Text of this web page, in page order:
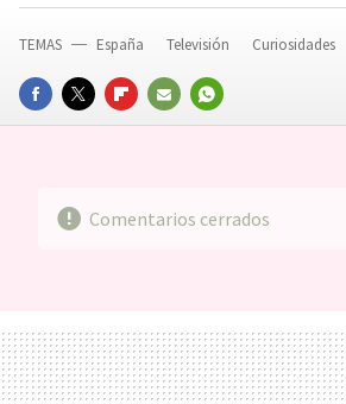
FACEBOOKTWITTERFLIPBOARD
E-
WHATSAPP
TEMAS España Televisión Curiosidades
Comentarios cerrados